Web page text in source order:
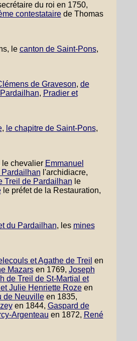
du roi en 1750,
contestatairede Thomas
le canton de Saint-Pons,
de Graveson, de
, Pradier et
, le chapitre de Saint-Pons,
le chevalier Emmanuel
l'archidiacre,
Treil de Pardailhan le
le préfet de la Restauration,
du Pardailhan, les mines
et Agathe de Treil en
Mazarsen 1769, Joseph
de Treil de St-Martial et
Julie Henriette Rozeen
de Neuvilleen 1835,
en 1844, Gaspard de
Argenteau en 1872, René